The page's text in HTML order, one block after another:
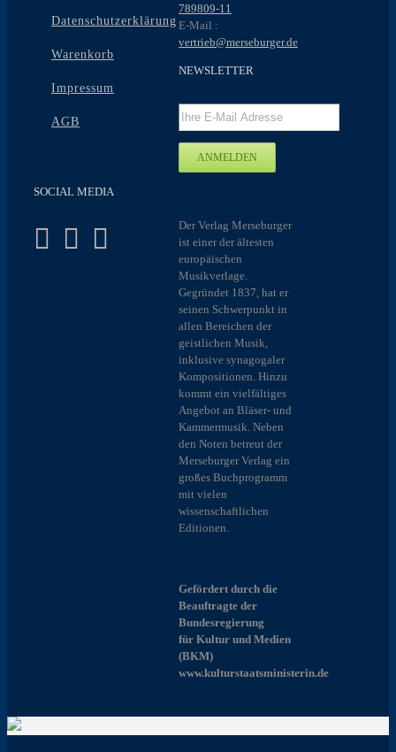
Datenschutzerklärung
Warenkorb
Impressum
AGB
SOCIAL MEDIA
789809-11
E-Mail :
vertrieb@merseburger.de
NEWSLETTER
Der Verlag Merseburger
ist einer der ältesten
europäischen
Musikverlage.
Gegründet 1837, hat er
seinen Schwerpunkt in
allen Bereichen der
geistlichen Musik,
inklusive synagogaler
Kompositionen. Hinzu
kommt ein vielfältiges
Angebot an Bläser- und
Kammermusik. Neben
den Noten betreut der
Merseburger Verlag ein
großes Buchprogramm
mit vielen
wissenschaftlichen
Editionen.
Gefördert durch die
Beauftragte der
Bundesregierung
für Kultur und Medien
(BKM)
www.kulturstaatsministerin.de